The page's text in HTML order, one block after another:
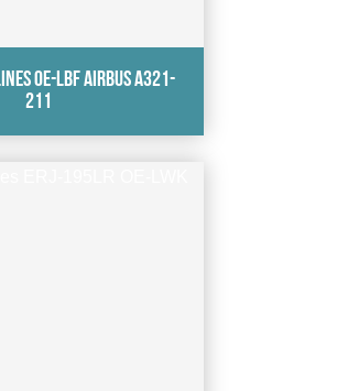
OE-LBF Airbus A321-
211